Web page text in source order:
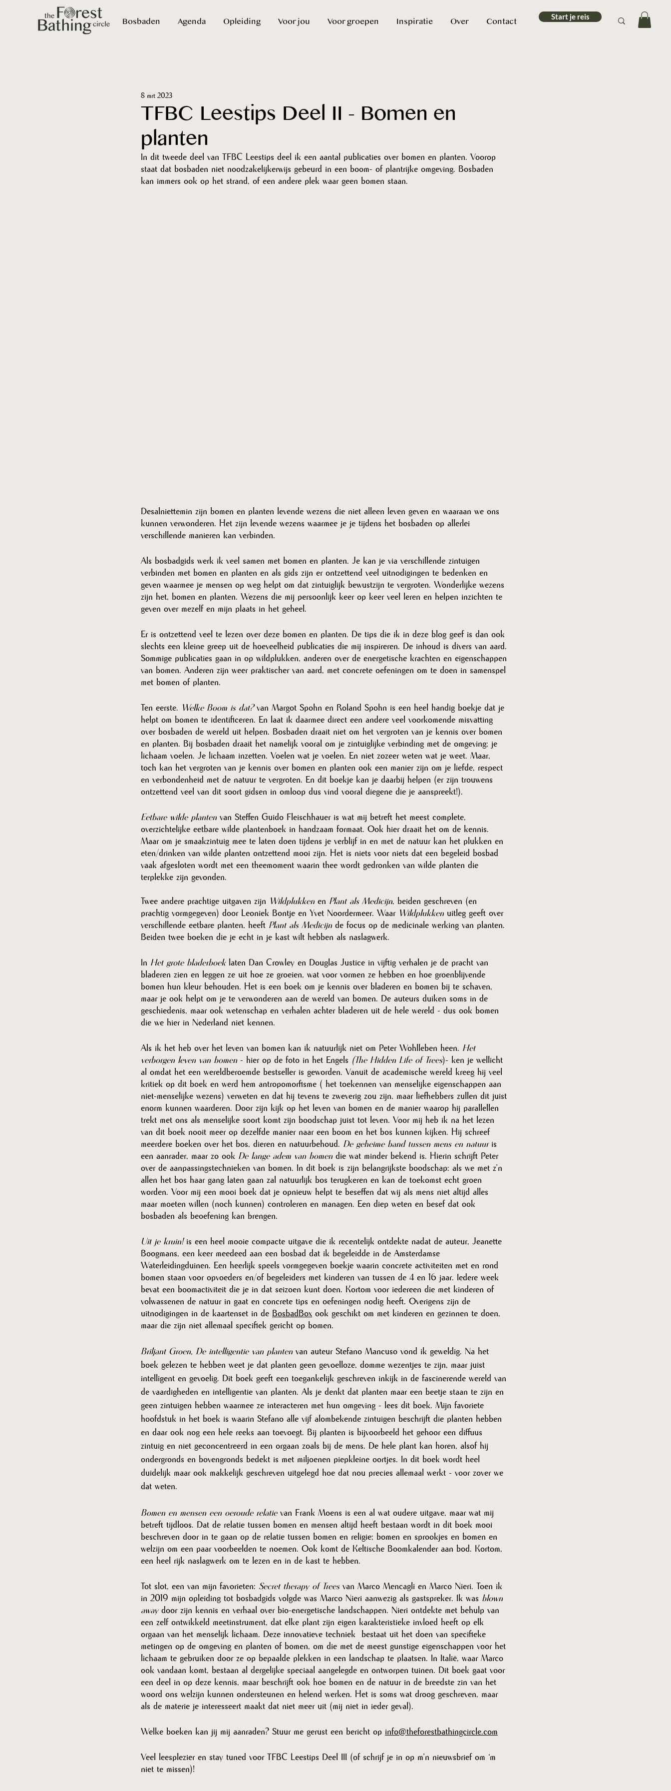
Bosbaden Agenda Opleiding Voor jou Voor groepen Inspiratie Over Contact Start je reis
TFBC Leestips Deel II - Bomen en
planten
8 mrt 2023
In dit tweede deel van TFBC Leestips deel ik een aantal publicaties over bomen en planten. Voorop
staat dat bosbaden niet noodzakelijkerwijs gebeurd in een boom- of plantrijke omgeving. Bosbaden
kan immers ook op het strand, of een andere plek waar geen bomen staan.
Desalniettemin zijn bomen en planten levende wezens die niet alleen leven geven en waaraan we ons
kunnen verwonderen. Het zijn levende wezens waarmee je je tijdens het bosbaden op allerlei
verschillende manieren kan verbinden.
Als bosbadgids werk ik veel samen met bomen en planten. Je kan je via verschillende zintuigen
verbinden met bomen en planten en als gids zijn er ontzettend veel uitnodigingen te bedenken en
geven waarmee je mensen op weg helpt om dat zintuiglijk bewustzijn te vergroten. Wonderlijke wezens
zijn het, bomen en planten. Wezens die mij persoonlijk keer op keer veel leren en helpen inzichten te
geven over mezelf en mijn plaats in het geheel.
Er is ontzettend veel te lezen over deze bomen en planten. De tips die ik in deze blog geef is dan ook
slechts een kleine greep uit de hoeveelheid publicaties die mij inspireren. De inhoud is divers van aard.
Sommige publicaties gaan in op wildplukken, anderen over de energetische krachten en eigenschappen
van bomen. Anderen zijn weer praktischer van aard, met concrete oefeningen om te doen in samenspel
met bomen of planten.
Ten eerste. Welke Boom is dat? van Margot Spohn en Roland Spohn is een heel handig boekje dat je
helpt om bomen te identificeren. En laat ik daarmee direct een andere veel voorkomende misvatting
over bosbaden de wereld uit helpen. Bosbaden draait niet om het vergroten van je kennis over bomen
en planten. Bij bosbaden draait het namelijk vooral om je zintuiglijke verbinding met de omgeving; je
lichaam voelen. Je lichaam inzetten. Voelen wat je voelen. En niet zozeer weten wat je weet. Maar,
toch kan het vergroten van je kennis over bomen en planten ook een manier zijn om je liefde, respect
en verbondenheid met de natuur te vergroten. En dit boekje kan je daarbij helpen (er zijn trouwens
ontzettend veel van dit soort gidsen in omloop dus vind vooral diegene die je aanspreekt!).
Eetbare wilde planten van Steffen Guido Fleischhauer is wat mij betreft het meest complete,
overzichtelijke eetbare wilde plantenboek in handzaam formaat. Ook hier draait het om de kennis.
Maar om je smaakzintuig mee te laten doen tijdens je verblijf in en met de natuur kan het plukken en
eten/drinken van wilde planten ontzettend mooi zijn. Het is niets voor niets dat een begeleid bosbad
vaak afgesloten wordt met een theemoment waarin thee wordt gedronken van wilde planten die
terplekke zijn gevonden.
Twee andere prachtige uitgaven zijn Wildplukken en Plant als Medicijn, beiden geschreven (en
prachtig vormgegeven) door Leoniek Bontje en Yvet Noordermeer. Waar Wildplukken uitleg geeft over
verschillende eetbare planten, heeft Plant als Medicijn de focus op de medicinale werking van planten.
Beiden twee boeken die je echt in je kast wilt hebben als naslagwerk.
In Het grote bladerboek laten Dan Crowley en Douglas Justice in vijftig verhalen je de pracht van
bladeren zien en leggen ze uit hoe ze groeien, wat voor vormen ze hebben en hoe groenblijvende
bomen hun kleur behouden. Het is een boek om je kennis over bladeren en bomen bij te schaven,
maar je ook helpt om je te verwonderen aan de wereld van bomen. De auteurs duiken soms in de
geschiedenis, maar ook wetenschap en verhalen achter bladeren uit de hele wereld - dus ook bomen
die we hier in Nederland niet kennen.
Als ik het heb over het leven van bomen kan ik natuurlijk niet om Peter Wohlleben heen. Het
verborgen leven van bomen - hier op de foto in het Engels (The Hidden Life of Trees)- ken je wellicht
al omdat het een wereldberoemde bestseller is geworden. Vanuit de academische wereld kreeg hij veel
kritiek op dit boek en werd hem antropomorfisme ( het toekennen van menselijke eigenschappen aan
niet-menselijke wezens) verweten en dat hij tevens te zweverig zou zijn, maar liefhebbers zullen dit juist
enorm kunnen waarderen. Door zijn kijk op het leven van bomen en de manier waarop hij parallellen
trekt met ons als menselijke soort komt zijn boodschap juist tot leven. Voor mij heb ik na het lezen
van dit boek nooit meer op dezelfde manier naar een boom en het bos kunnen kijken. Hij schreef
meerdere boeken over het bos, dieren en natuurbehoud. De geheime band tussen mens en natuur is
een aanrader, maar zo ook De lange adem van bomen die wat minder bekend is. Hierin schrijft Peter
over de aanpassingstechnieken van bomen. In dit boek is zijn belangrijkste boodschap: als we met z’n
allen het bos haar gang laten gaan zal natuurlijk bos terugkeren en kan de toekomst echt groen
worden. Voor mij een mooi boek dat je opnieuw helpt te beseffen dat wij als mens niet altijd alles
maar moeten willen (noch kunnen) controleren en managen. Een diep weten en besef dat ook
bosbaden als beoefening kan brengen.
Uit je kruin! is een heel mooie compacte uitgave die ik recentelijk ontdekte nadat de auteur, Jeanette
Boogmans, een keer meedeed aan een bosbad dat ik begeleidde in de Amsterdamse
Waterleidingduinen. Een heerlijk speels vormgegeven boekje waarin concrete activiteiten met en rond
bomen staan voor opvoeders en/of begeleiders met kinderen van tussen de 4 en 16 jaar. Iedere week
bevat een boomactiviteit die je in dat seizoen kunt doen. Kortom voor iedereen die met kinderen of
volwassenen de natuur in gaat en concrete tips en oefeningen nodig heeft. Overigens zijn de
uitnodigingen in de kaartenset in de BosbadBox ook geschikt om met kinderen en gezinnen te doen,
maar die zijn niet allemaal specifiek gericht op bomen.
Briljant Groen, De intelligentie van planten van auteur Stefano Mancuso vond ik geweldig. Na het
boek gelezen te hebben weet je dat planten geen gevoelloze, domme wezentjes te zijn, maar juist
intelligent en gevoelig. Dit boek geeft een toegankelijk geschreven inkijk in de fascinerende wereld van
de vaardigheden en intelligentie van planten. Als je denkt dat planten maar een beetje staan te zijn en
geen zintuigen hebben waarmee ze interacteren met hun omgeving - lees dit boek. Mijn favoriete
hoofdstuk in het boek is waarin Stefano alle vijf alombekende zintuigen beschrijft die planten hebben
en daar ook nog een hele reeks aan toevoegt. Bij planten is bijvoorbeeld het gehoor een diffuus
zintuig en niet geconcentreerd in een orgaan zoals bij de mens. De hele plant kan horen, alsof hij
ondergronds en bovengronds bedekt is met miljoenen piepkleine oortjes. In dit boek wordt heel
duidelijk maar ook makkelijk geschreven uitgelegd hoe dat nou precies allemaal werkt - voor zover we
dat weten.
Bomen en mensen een oeroude relatie van Frank Moens is een al wat oudere uitgave, maar wat mij
betreft tijdloos. Dat de relatie tussen bomen en mensen altijd heeft bestaan wordt in dit boek mooi
beschreven door in te gaan op de relatie tussen bomen en religie; bomen en sprookjes en bomen en
welzijn om een paar voorbeelden te noemen. Ook komt de Keltische Boomkalender aan bod. Kortom,
een heel rijk naslagwerk om te lezen en in de kast te hebben.
Tot slot, een van mijn favorieten: Secret therapy of Trees van Marco Mencagli en Marco Nieri. Toen ik
in 2019 mijn opleiding tot bosbadgids volgde was Marco Nieri aanwezig als gastspreker. Ik was blown
away door zijn kennis en verhaal over bio-energetische landschappen. Nieri ontdekte met behulp van
een zelf ontwikkeld meetinstrument, dat elke plant zijn eigen karakteristieke invloed heeft op elk
orgaan van het menselijk lichaam. Deze innovatieve techniek  bestaat uit het doen van specifieke
metingen op de omgeving en planten of bomen, om die met de meest gunstige eigenschappen voor het
lichaam te gebruiken door ze op bepaalde plekken in een landschap te plaatsen. In Italië, waar Marco
ook vandaan komt, bestaan al dergelijke speciaal aangelegde en ontworpen tuinen. Dit boek gaat voor
een deel in op deze kennis, maar beschrijft ook hoe bomen en de natuur in de breedste zin van het
woord ons welzijn kunnen ondersteunen en helend werken. Het is soms wat droog geschreven, maar
als de materie je interesseert maakt dat niet meer uit (mij niet in ieder geval).
Welke boeken kan jij mij aanraden? Stuur me gerust een bericht op info@theforestbathingcircle.com
Veel leesplezier en stay tuned voor TFBC Leestips Deel III (of schrijf je in op m’n nieuwsbrief om ‘m
niet te missen)!